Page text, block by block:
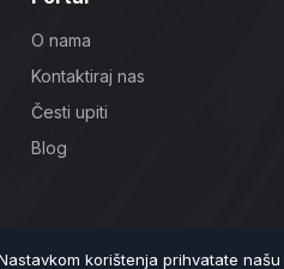
O nama
Kontaktiraj nas
Česti upiti
Blog
korištenja prihvatate našu